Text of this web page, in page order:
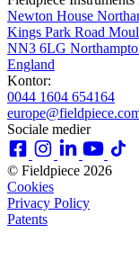
Newton House
Kings Park Road
NN3 6LG
England
Kontor:
0044 1604 654164
Sociale medier
© Fieldpiece 2026
Cookies
Privacy Policy
Patents